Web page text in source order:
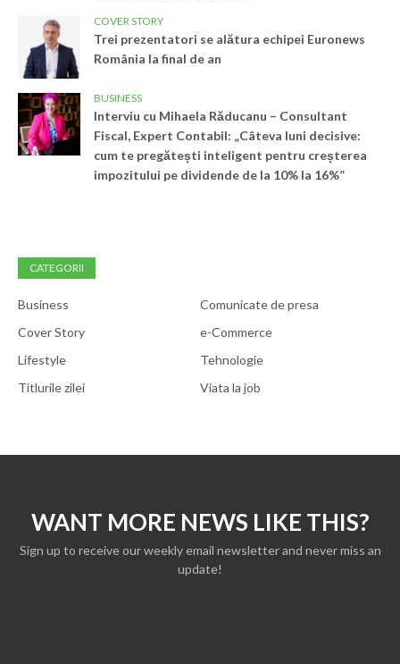
COVER STORY
Trei prezentatori se alătura echipei Euronews
România la final de an
BUSINESS
Interviu cu Mihaela Răducanu – Consultant
Fiscal, Expert Contabil: „Câteva luni decisive:
cum te pregătești inteligent pentru creșterea
impozitului pe dividende de la 10% la 16%”
CATEGORII
Business
Comunicate de presa
Cover Story
e-Commerce
Lifestyle
Tehnologie
Titlurile zilei
Viata la job
WANT MORE NEWS LIKE THIS?
Sign up to receive our weekly email newsletter and never miss an
update!